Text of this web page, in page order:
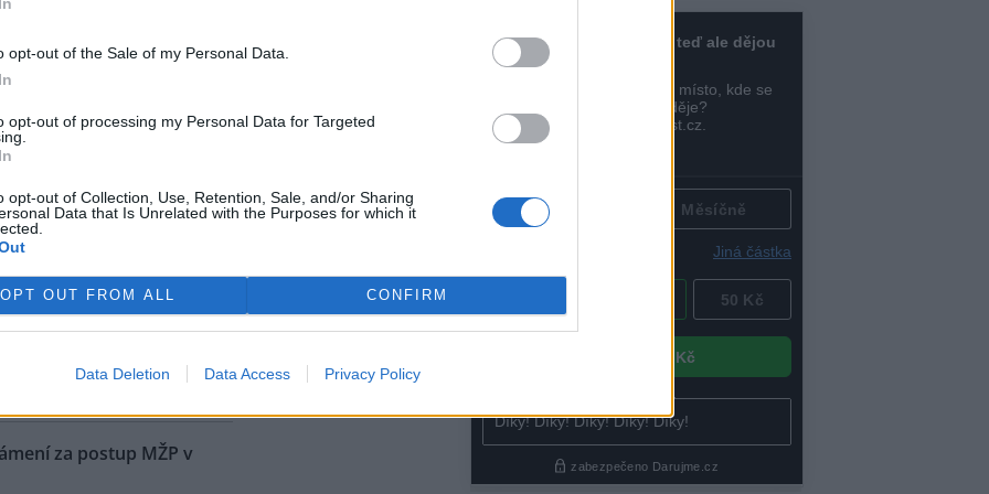
opt-out of the Sale of my Personal Data.
opt-out of processing my Personal Data for Targeted
opt-out of Collection, Use, Retention, Sale, and/or Sharing
Data that Is Unrelated with the Purposes for which it
OPT OUT FROM ALL CONFIRM
Data Deletion Data Access Privacy Policy
automobilka přijala
informací Škoda
trhu začínat na 1,15
na přelomu roku.
níž, než bývá v létě
vodní nádrže Vír na
je oproti běžnému stavu v
asi o osm metrů. Z vody už
i kamenné obruby kdysi
cesty. Nádrž je ale pořád
do vodáren, i když je letošní
řekl ČTK vedoucí hrázný
za postup MŽP v